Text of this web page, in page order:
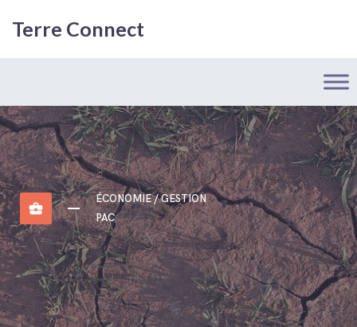
Terre Connect
business_center
ÉCONOMIE / GESTION
PAC